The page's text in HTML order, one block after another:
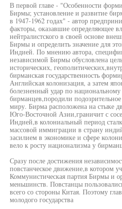
В первой главе - "Особенности
Бирмы; установление и развитие
в 1947-1962 годах" - автор
факторы, оказавшие определяющее
нейтралистского в своей основе
Бирмы и определить значение для
Индией. По мнению автора,
независимой Бирмы обусловлена
исторических,
бирманская государственность
Английская колонизация, а затем
болезненный удар по национальному
бирманцев,породили
миру. Бирма расположена на стыке
Юго-Восточной Азии,граничит с
Индией,в колониальный период
массовой иммиграции в страну
засилием в экономике и сфере
вело к росту национализма у
Сразу после достижения
повстанческое движение,в котором
Коммунистическая партия Бирмы и
меньшинств. Повстанцы
всего со стороны Китая. Поэтому
молодого государства